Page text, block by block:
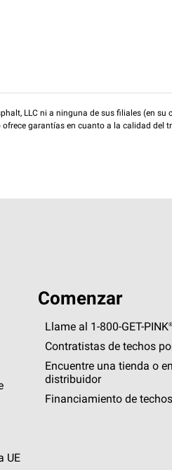
LLC ni a ninguna de sus filiales (en su
garantías en cuanto a la calidad del
UE
Comenzar
Llame al 1-800-GET -PINK®
Contratistas de techos
Encuentre una tienda o
distribuidor
Financiamiento de techos